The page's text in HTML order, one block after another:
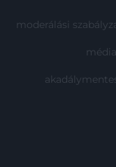
moderálási